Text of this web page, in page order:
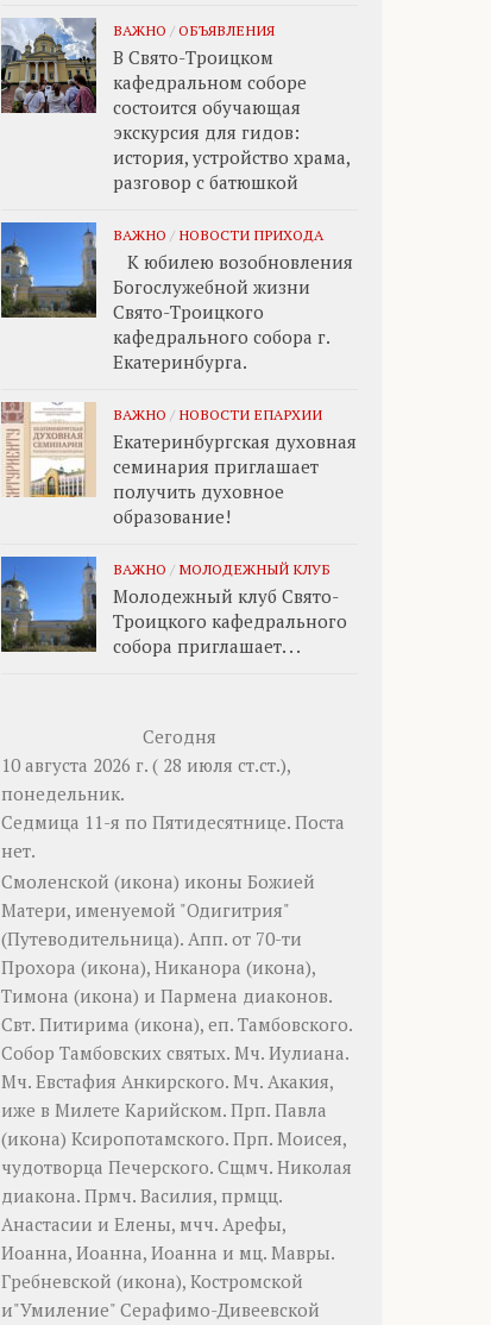
ВАЖНО / ОБЪЯВЛЕНИЯ
В Свято-Троицком
кафедральном соборе
состоится обучающая
экскурсия для гидов:
история, устройство храма,
разговор с батюшкой
ВАЖНО / НОВОСТИ ПРИХОДА
К юбилею возобновления
Богослужебной жизни
Свято-Троицкого
кафедрального собора г.
Екатеринбурга.
ВАЖНО / НОВОСТИ ЕПАРХИИ
Екатеринбургская духовная
семинария приглашает
получить духовное
образование!
ВАЖНО / МОЛОДЕЖНЫЙ КЛУБ
Молодежный клуб Свято-
Троицкого кафедрального
собора приглашает. . .
Сегодня
10 августа 2026 г. ( 28 июля ст.ст.),
понедельник.
Седмица 11-я по Пятидесятнице. Поста
нет.
Смоленской (икона) иконы Божией
Матери, именуемой "Одигитрия"
(Путеводительница). Апп. от 70-ти
Прохора (икона), Никанора (икона),
Тимона (икона) и Пармена диаконов.
Свт. Питирима (икона), еп. Тамбовского.
Собор Тамбовских святых. Мч. Иулиана.
Мч. Евстафия Анкирского. Мч. Акакия,
иже в Милете Карийском. Прп. Павла
(икона) Ксиропотамского. Прп. Моисея,
чудотворца Печерского. Сщмч. Николая
диакона. Прмч. Василия, прмцц.
Анастасии и Елены, мчч. Арефы,
Иоанна, Иоанна, Иоанна и мц. Мавры.
Гребневской (икона), Костромской
и"Умиление" Серафимо-Дивеевской